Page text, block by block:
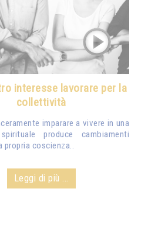
interesse lavorare per la
collettività
imparare a vivere in una
produce cambiamenti
propria coscienza..
Leggi di più ...